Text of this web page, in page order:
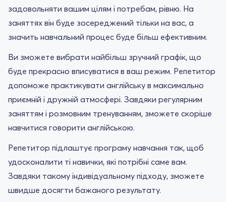
задовольняти вашим цілям і потребам, рівню. На
заняттях він буде зосереджений тільки на вас, а
значить навчальний процес буде більш ефективним.
Ви зможете вибрати найбільш зручний графік, що
буде прекрасно вписуватися в ваш режим. Репетитор
допоможе практикувати англійську в максимально
приємній і дружній атмосфері. Завдяки регулярним
заняттям і розмовним тренуванням, зможете скоріше
навчитися говорити англійською.
Репетитор підлаштує програму навчання так, щоб
удосконалити ті навички, які потрібні саме вам.
Завдяки такому індивідуальному підходу, зможете
швидше досягти бажаного результату.